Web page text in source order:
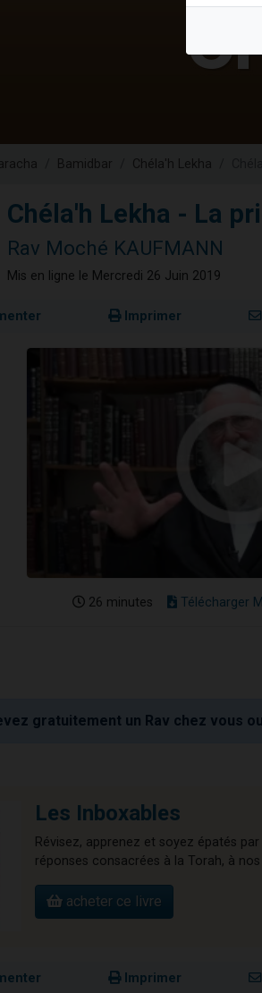
3 personnes viennent
Bamidbar Chéla'h Lekha
Chéla'h Lekha - La
Rav Moché KAUFMANN
Mis en ligne le Mercredi 26 Juin 2019
Imprimer
26 minutes Télécharger
gratuitement un Rav chez vous
Les Inboxables
Révisez, apprenez et soyez épatés
réponses consacrées à la Torah, à
acheter ce livre
Imprimer